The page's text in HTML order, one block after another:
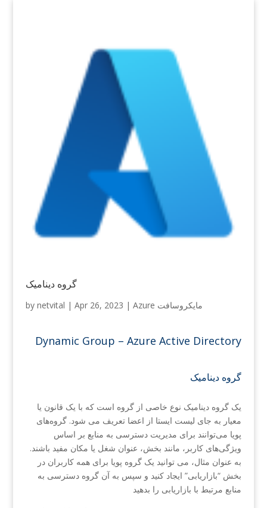
گروه دینامیک
by netvital | Apr 26, 2023 | Azure مایکروسافت
Dynamic Group – Azure Active Directory
گروه دینامیک
یک گروه دینامیک نوع خاصی از گروه است که با یک قانون یا
معیار به جای لیست ایستا از اعضا تعریف می شود. گروه‌های
پویا می‌توانند برای مدیریت دسترسی به منابع بر اساس
ویژگی‌های کاربر، مانند بخش، عنوان شغل یا مکان مفید باشند.
به عنوان مثال، می توانید یک گروه پویا برای همه کاربران در
بخش “بازاریابی” ایجاد کنید و سپس به آن گروه دسترسی به
منابع مرتبط با بازاریابی را بدهید